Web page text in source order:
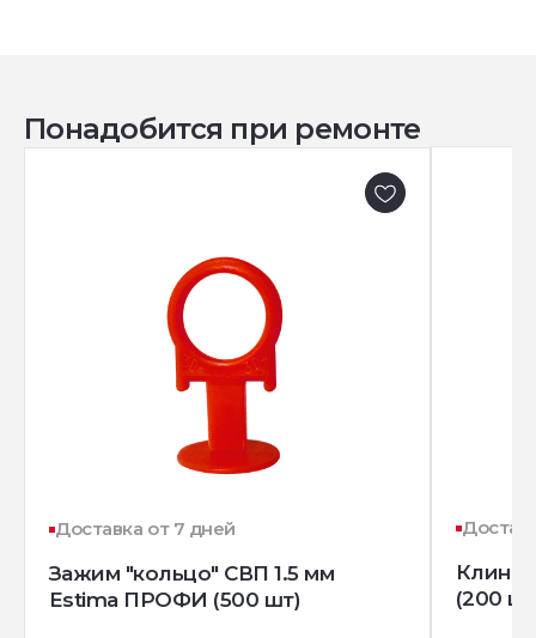
Понадобится при ремонте
Доставка от 7 дней
Зажим "кольцо" СВП 1.5 мм
Estima ПРОФИ (500 шт)
Клин
(200